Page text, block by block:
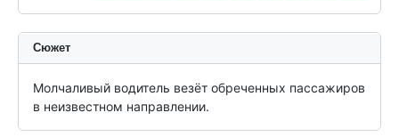
Сюжет
Молчаливый водитель везёт обреченных пассажиров
в неизвестном направлении.